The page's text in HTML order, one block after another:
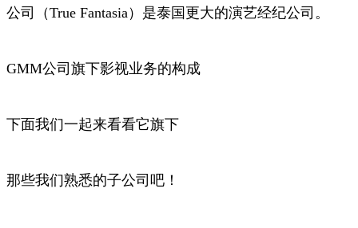
公司（True Fantasia）是泰国更大的演艺经纪公司。
GMM公司旗下影视业务的构成
下面我们一起来看看它旗下
那些我们熟悉的子公司吧！